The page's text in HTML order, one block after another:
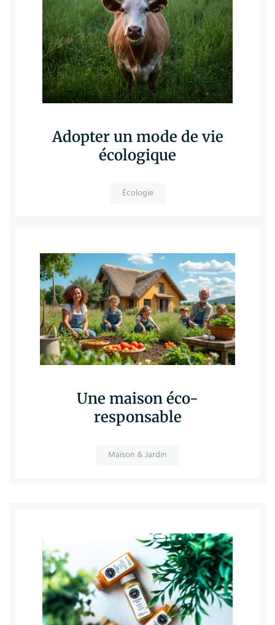
Adopter un mode de vie
écologique
Écologie
Une maison éco-
responsable
Maison & Jardin